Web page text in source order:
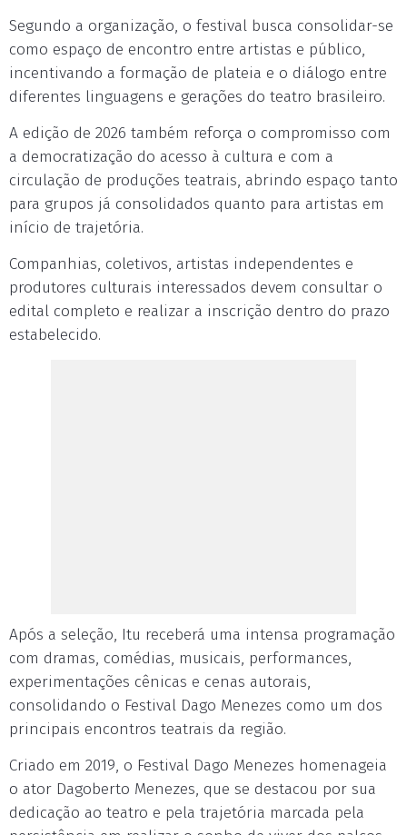
Segundo a organização, o festival busca consolidar-se
como espaço de encontro entre artistas e público,
incentivando a formação de plateia e o diálogo entre
diferentes linguagens e gerações do teatro brasileiro.
A edição de 2026 também reforça o compromisso com
a democratização do acesso à cultura e com a
circulação de produções teatrais, abrindo espaço tanto
para grupos já consolidados quanto para artistas em
início de trajetória.
Companhias, coletivos, artistas independentes e
produtores culturais interessados devem consultar o
edital completo e realizar a inscrição dentro do prazo
estabelecido.
Após a seleção, Itu receberá uma intensa programação
com dramas, comédias, musicais, performances,
experimentações cênicas e cenas autorais,
consolidando o Festival Dago Menezes como um dos
principais encontros teatrais da região.
Criado em 2019, o Festival Dago Menezes homenageia
o ator Dagoberto Menezes, que se destacou por sua
dedicação ao teatro e pela trajetória marcada pela